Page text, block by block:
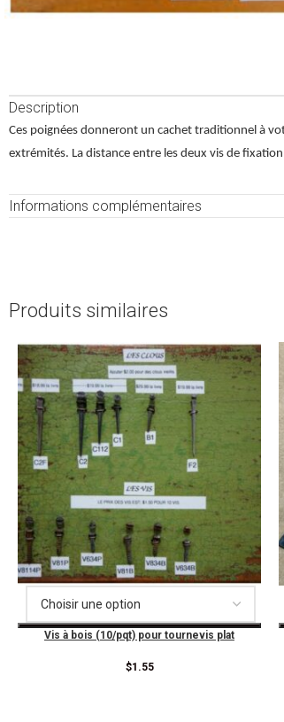
Description
Ces poignées donneront un cachet traditionnel à
extrémités. La distance entre les deux vis de
Informations complémentaires
Produits similaires
Vis à bois (10/pqt) pour tournevis plat
$1.55